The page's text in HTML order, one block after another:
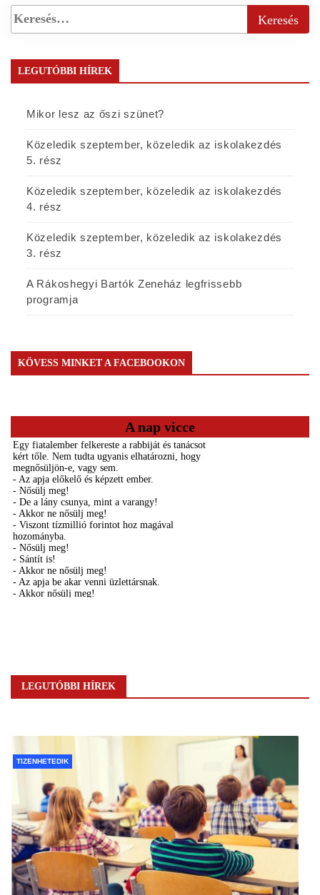
LEGUTÓBBI HÍREK
Mikor lesz az őszi szünet?
Közeledik szeptember, közeledik az iskolakezdés
5. rész
Közeledik szeptember, közeledik az iskolakezdés
4. rész
Közeledik szeptember, közeledik az iskolakezdés
3. rész
A Rákoshegyi Bartók Zeneház legfrissebb
programja
KÖVESS MINKET A FACEBOOKON
A nap vicce
LEGUTÓBBI HÍREK
TIZENHETEDIK